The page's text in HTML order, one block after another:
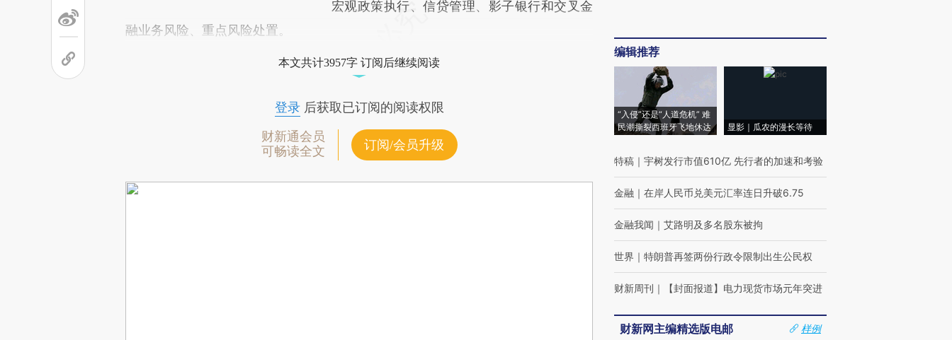
宏观政策执行、信贷管理、影子银行和交叉金
融业务风险、重点风险处置。
本文共计3957字 订阅后继续阅读
登录后获取已订阅的阅读权限
财新通会员
可畅读全文
订阅/会员升级
编辑推荐
“入侵”还是“人道危机” 难
民潮撕裂西班牙飞地休达
显影｜瓜农的漫长等待
特稿 ｜ 宇树发行市值610亿 先行者的加速和考验
金融 ｜ 在岸人民币兑美元汇率连日升破6.75
金融我闻 ｜ 艾路明及多名股东被拘
世界 ｜ 特朗普再签两份行政令限制出生公民权
财新周刊 ｜ 【封面报道】电力现货市场元年突进
财新网主编精选版电邮
样例